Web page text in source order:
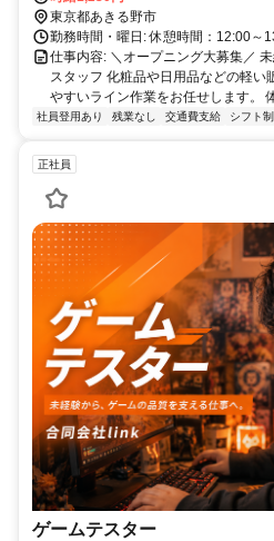
JR五日市線「東秋留駅」より車で約
OK
東京都あきる野市
勤務時間・曜日: 休憩時間：12:00～
仕事内容: ＼オープニング大募集／
スタッフ 化粧品や日用品などの軽い
やすいライン作業をお任せします。
社員登用あり 残業なし 交通費支給 シフト制
正社員
ゲームテスター